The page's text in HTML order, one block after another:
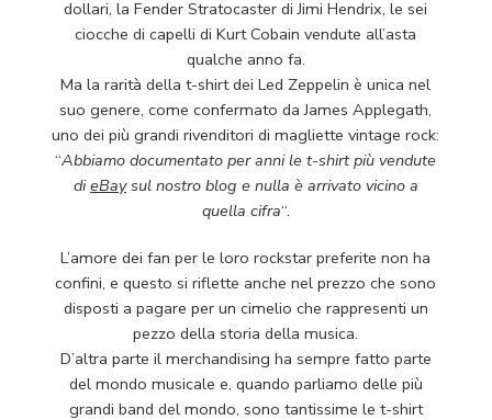
dollari, la Fender Stratocaster di Jimi Hendrix, le sei
ciocche di capelli di Kurt Cobain vendute all’asta
qualche anno fa.
Ma la rarità della t-shirt dei Led Zeppelin è unica nel
suo genere, come confermato da James Applegath,
uno dei più grandi rivenditori di magliette vintage rock:
“Abbiamo documentato per anni le t-shirt più vendute
dieBaysul nostro blog e nulla è arrivato vicino a
quella cifra“.
L’amore dei fan per le loro rockstar preferite non ha
confini, e questo si riflette anche nel prezzo che sono
disposti a pagare per un cimelio che rappresenti un
pezzo della storia della musica.
D’altra parte il merchandising ha sempre fatto parte
del mondo musicale e, quando parliamo delle più
grandi band del mondo, sono tantissime le t-shirt